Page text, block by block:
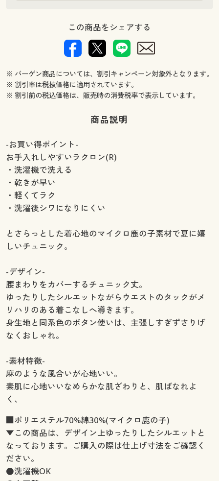
この商品をシェアする
※ バーゲン商品については、割引キャンペーン対象外となります。
※ 割引率は税抜価格に適用されています。
※ 割引前の税込価格は、販売時の消費税率で表示しています。
商品説明
-お買い得ポイント-
お手入れしやすいラクロン(R)
・洗濯機で洗える
・乾きが早い
・軽くてラク
・洗濯後シワになりにくい
とさらっとした着心地のマイクロ鹿の子素材で夏に嬉
しいチュニック。
-デザイン-
腰まわりをカバーするチュニック丈。
ゆったりしたシルエットながらウエストのタックがメ
リハリのある着こなしへ導きます。
身生地と同系色のボタン使いは、主張しすぎずさりげ
なくおしゃれ。
-素材特徴-
麻のような風合いが心地いい。
素肌に心地いいなめらかな肌ざわりと、肌ばなれよ
く、
■ポリエステル70%綿30%(マイクロ鹿の子)
▼この商品は、デザイン上ゆったりしたシルエットと
なっております。ご購入の際は仕上げ寸法をご確認く
ださい。
●洗濯機OK